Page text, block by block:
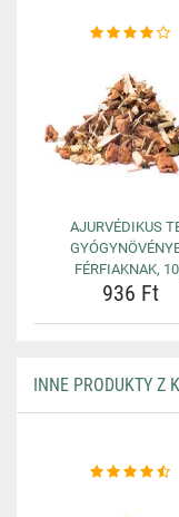
AJURVÉDIKUS
FÉRFIAKNAK,
936 Ft
INNE PRODUKTY Z